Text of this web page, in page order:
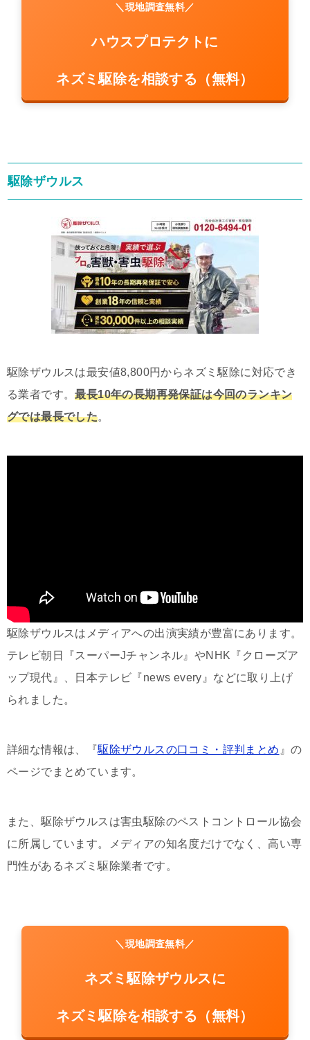
＼現地調査無料／
ハウスプロテクトに
ネズミ駆除を相談する（無料）
駆除ザウルス
駆除ザウルスは最安値8,800円からネズミ駆除に対応でき
る業者です。最長10年の長期再発保証は今回のランキン
グでは最長でした。
駆除ザウルスはメディアへの出演実績が豊富にあります。
テレビ朝日『スーパーJチャンネル』やNHK『クローズア
ップ現代』、日本テレビ『news every』などに取り上げ
られました。
詳細な情報は、『駆除ザウルスの口コミ・評判まとめ 』の
ページでまとめています。
また、駆除ザウルスは害虫駆除のペストコントロール協会
に所属しています。メディアの知名度だけでなく、高い専
門性があるネズミ駆除業者です。
＼現地調査無料／
ネズミ駆除ザウルスに
ネズミ駆除を相談する（無料）